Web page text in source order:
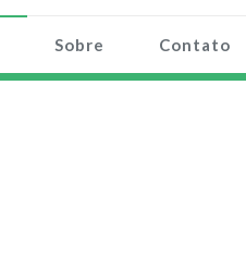
Sobre Contato